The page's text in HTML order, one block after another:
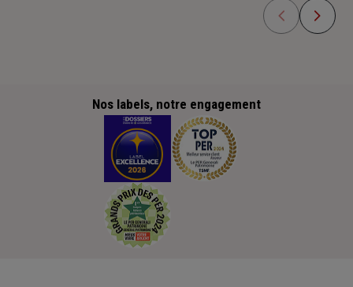
Nos labels, notre engagement